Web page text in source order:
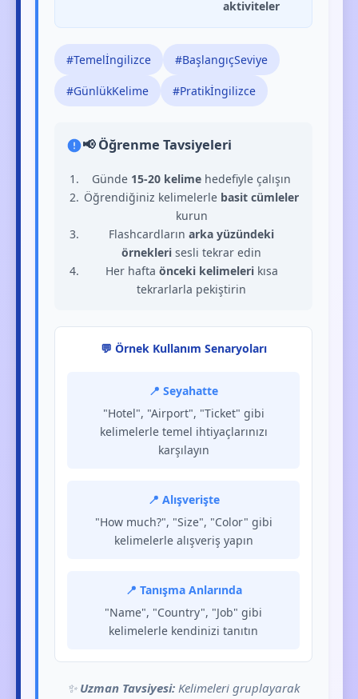
aktiviteler
#Temelİngilizce #BaşlangıçSeviye
#GünlükKelime #Pratikİngilizce
📢 Öğrenme Tavsiyeleri
Günde 15-20 kelime hedefiyle çalışın
Öğrendiğiniz kelimelerle basit cümleler
kurun
Flashcardlarınarka yüzündeki
örnekleri sesli tekrar edin
Her hafta önceki kelimelerikısa
tekrarlarla pekiştirin
💬 Örnek Kullanım Senaryoları
📍 Seyahatte
"Hotel", "Airport", "Ticket" gibi
kelimelerle temel ihtiyaçlarınızı
karşılayın
📍 Alışverişte
"How much?", "Size", "Color" gibi
kelimelerle alışveriş yapın
📍 Tanışma Anlarında
"Name", "Country", "Job" gibi
kelimelerle kendinizi tanıtın
✨ Uzman Tavsiyesi: Kelimeleri gruplayarak